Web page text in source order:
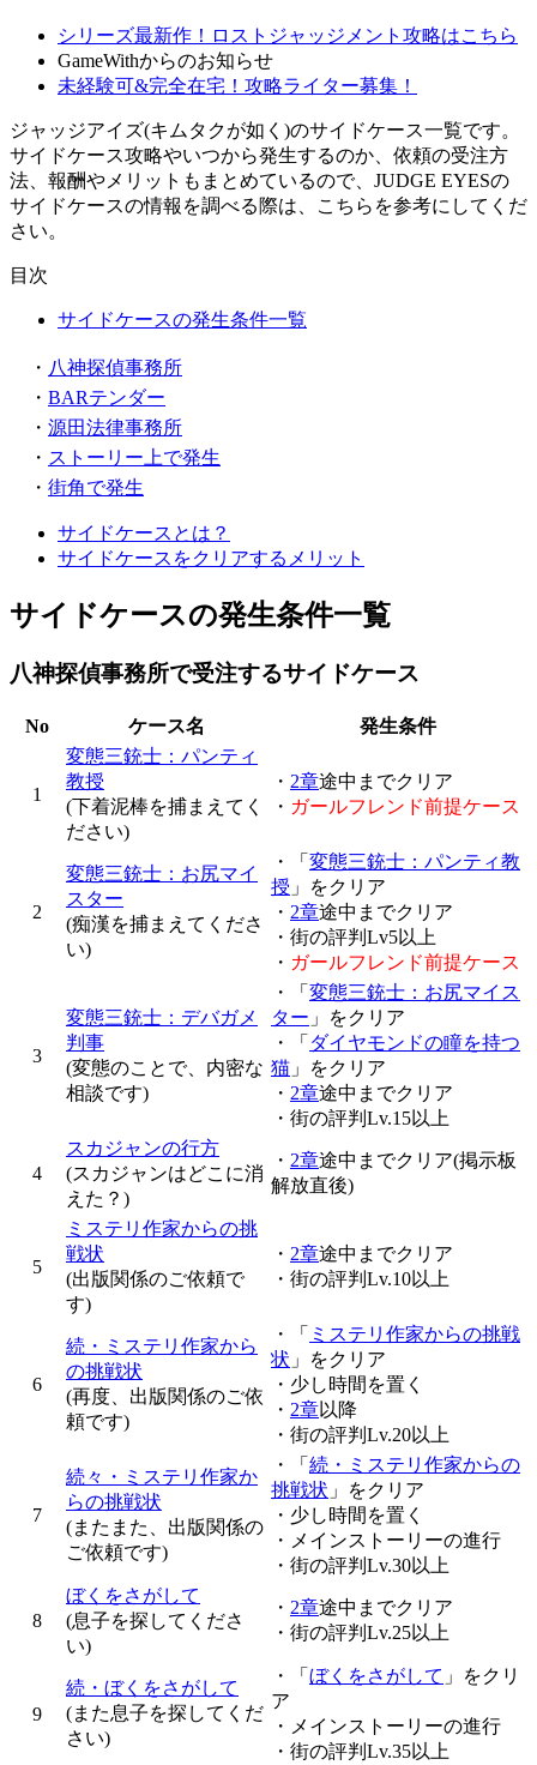
シリーズ最新作！ロストジャッジメント攻略はこちら
GameWithからのお知らせ
未経験可&完全在宅！攻略ライター募集！
ジャッジアイズ(キムタクが如く)のサイドケース一覧です。
サイドケース攻略やいつから発生するのか、依頼の受注方
法、報酬やメリットもまとめているので、JUDGE EYESの
サイドケースの情報を調べる際は、こちらを参考にしてくだ
さい。
目次
サイドケースの発生条件一覧
・ 八神探偵事務所
・ BARテンダー
・ 源田法律事務所
・ ストーリー上で発生
・ 街角で発生
サイドケースとは？
サイドケースをクリアするメリット
サイドケースの発生条件一覧
八神探偵事務所で受注するサイドケース
No ケース名 発生条件
1
変態三銃士：パンティ
教授
(下着泥棒を捕まえてく
ださい)
・ 2章途中までクリア
・ ガールフレンド前提ケース
2
変態三銃士：お尻マイ
スター
(痴漢を捕まえてくださ
い)
・「 変態三銃士：パンティ教
授 」をクリア
・ 2章途中までクリア
・街の評判Lv5以上
・ ガールフレンド前提ケース
3
変態三銃士：デバガメ
判事
(変態のことで、内密な
相談です)
・「 変態三銃士：お尻マイス
ター 」をクリア
・「 ダイヤモンドの瞳を持つ
猫 」をクリア
・ 2章途中までクリア
・街の評判Lv.15以上
4
スカジャンの行方
(スカジャンはどこに消
えた？)
・ 2章途中までクリア(掲示板
解放直後)
5
ミステリ作家からの挑
戦状
(出版関係のご依頼で
す)
・ 2章途中までクリア
・街の評判Lv.10以上
6
続・ミステリ作家から
の挑戦状
(再度、出版関係のご依
頼です)
・「 ミステリ作家からの挑戦
状 」をクリア
・少し時間を置く
・ 2章以降
・街の評判Lv.20以上
7
続々・ミステリ作家か
らの挑戦状
(またまた、出版関係の
ご依頼です)
・「 続・ミステリ作家からの
挑戦状 」をクリア
・少し時間を置く
・メインストーリーの進行
・街の評判Lv.30以上
8
ぼくをさがして
(息子を探してくださ
い)
・ 2章途中までクリア
・街の評判Lv.25以上
9
続・ぼくをさがして
(また息子を探してくだ
さい)
・「 ぼくをさがして 」をクリ
ア
・メインストーリーの進行
・街の評判Lv.35以上